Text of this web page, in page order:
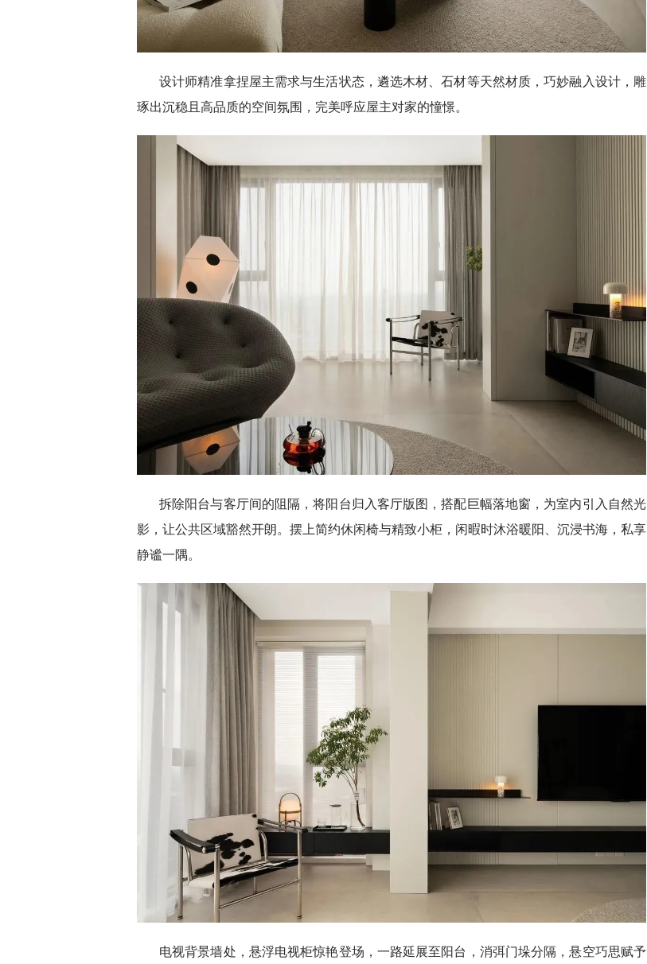
设计师精准拿捏屋主需求与生活状态，遴选木材、石材等天然材质，巧妙融入设计，雕
琢出沉稳且高品质的空间氛围，完美呼应屋主对家的憧憬。
拆除阳台与客厅间的阻隔，将阳台归入客厅版图，搭配巨幅落地窗，为室内引入自然光
影，让公共区域豁然开朗。摆上简约休闲椅与精致小柜，闲暇时沐浴暖阳、沉浸书海，私享
静谧一隅。
电视背景墙处，悬浮电视柜惊艳登场，一路延展至阳台，消弭门垛分隔，悬空巧思赋予